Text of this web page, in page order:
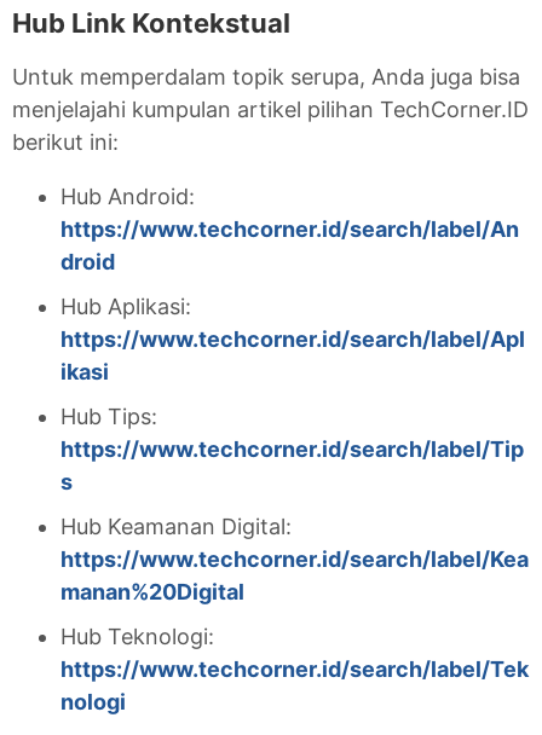
Hub Link Kontekstual
Untuk memperdalam topik serupa, Anda juga bisa
menjelajahi kumpulan artikel pilihan TechCorner.ID
berikut ini:
Hub Android:
https://www.techcorner.id/search/label/An
droid
Hub Aplikasi:
https://www.techcorner.id/search/label/Apl
ikasi
Hub Tips:
https://www.techcorner.id/search/label/Tip
s
Hub Keamanan Digital:
https://www.techcorner.id/search/label/Kea
manan%20Digital
Hub Teknologi:
https://www.techcorner.id/search/label/Tek
nologi